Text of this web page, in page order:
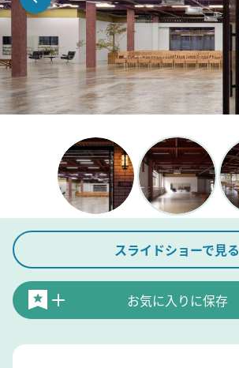
スライドショーで見る
お気に入りに保存